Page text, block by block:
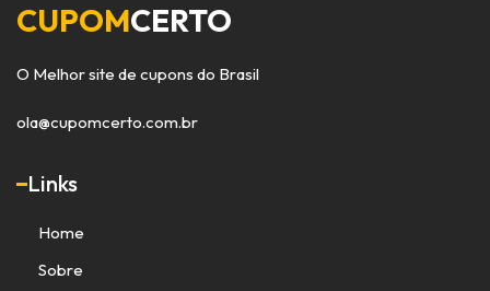
CUPOMCERTO
O Melhor site de cupons do Brasil
ola@cupomcerto.com.br
Links
Home
Sobre